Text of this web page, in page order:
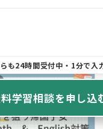
も24時間受付中・1分で入
学習相談を申し込